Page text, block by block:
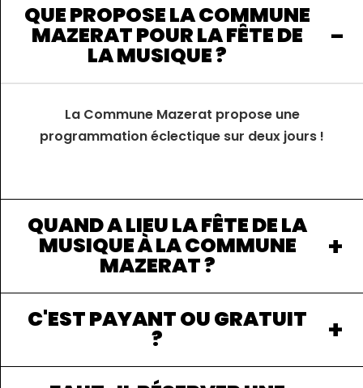
QUE PROPOSE LA COMMUNE
MAZERAT POUR LA FÊTE DE
LA MUSIQUE ?
La Commune Mazerat propose une
programmation éclectique sur deux jours !
QUAND A LIEU LA FÊTE DE LA
MUSIQUE À LA COMMUNE
MAZERAT ?
C'EST PAYANT OU GRATUIT
?